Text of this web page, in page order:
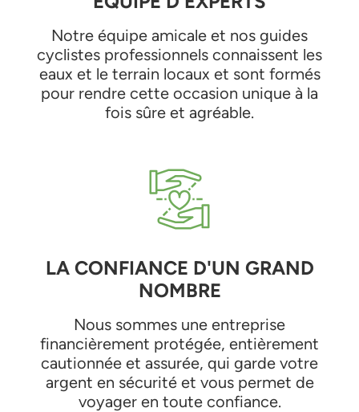
Notre équipe amicale et nos guides
cyclistes professionnels connaissent les
eaux et le terrain locaux et sont formés
pour rendre cette occasion unique à la
fois sûre et agréable.
LA CONFIANCE D'UN GRAND
NOMBRE
Nous sommes une entreprise
financièrement protégée, entièrement
cautionnée et assurée, qui garde votre
argent en sécurité et vous permet de
voyager en toute confiance.